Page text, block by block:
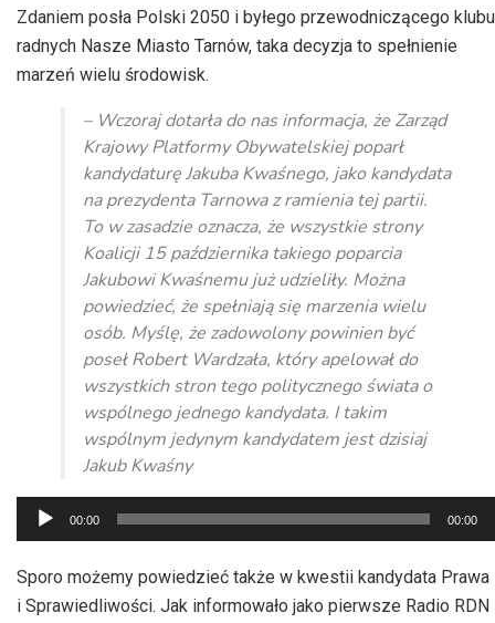
dźwiękowych
Zdaniem posła Polski 2050 i byłego przewodniczącego klubu
radnych Nasze Miasto Tarnów, taka decyzja to spełnienie
marzeń wielu środowisk.
– Wczoraj dotarła do nas informacja, że Zarząd
Krajowy Platformy Obywatelskiej poparł
kandydaturę Jakuba Kwaśnego, jako kandydata
na prezydenta Tarnowa z ramienia tej partii.
To w zasadzie oznacza, że wszystkie strony
Koalicji 15 października takiego poparcia
Jakubowi Kwaśnemu już udzieliły. Można
powiedzieć, że spełniają się marzenia wielu
osób. Myślę, że zadowolony powinien być
poseł Robert Wardzała, który apelował do
wszystkich stron tego politycznego świata o
wspólnego jednego kandydata. I takim
wspólnym jedynym kandydatem jest dzisiaj
Jakub Kwaśny
Odtwarzacz
plików
dźwiękowych
00:00 00:00
Sporo możemy powiedzieć także w kwestii kandydata Prawa
i Sprawiedliwości. Jak informowało jako pierwsze Radio RDN